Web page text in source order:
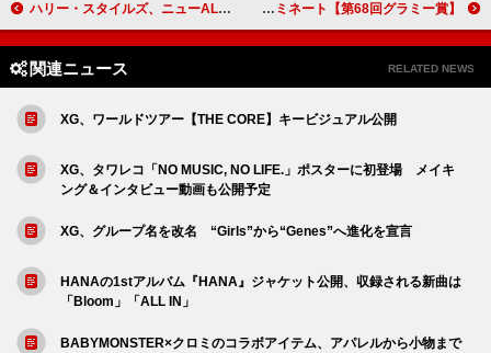
ハリー・スタイルズ、ニューALより1stシングル「Aperture」を1/23にリリース 【第68回グラミー賞】サブリナ・カーペンターのパフォーマンス決定、計6部門ノミネート
関連ニュース RELATED NEWS
XG、ワールドツアー【THE CORE】キービジュアル公開
XG、タワレコ「NO MUSIC, NO LIFE.」ポスターに初登場 メイキ
ング＆インタビュー動画も公開予定
XG、グループ名を改名 “Girls”から“Genes”へ進化を宣言
HANAの1stアルバム『HANA』ジャケット公開、収録される新曲は
「Bloom」「ALL IN」
BABYMONSTER×クロミのコラボアイテム、アパレルから小物まで